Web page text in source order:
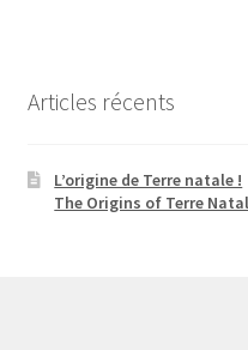
Articles récents
L’origine de Terre natale !
The Origins of Terre